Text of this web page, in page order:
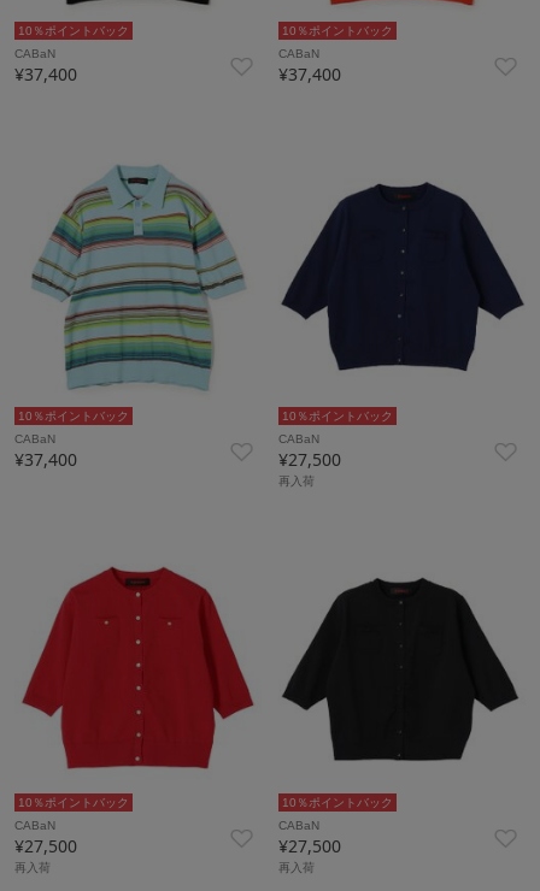
10％ポイントバック
CABaN
¥37,400
10％ポイントバック
CABaN
¥37,400
10％ポイントバック
CABaN
¥37,400
10％ポイントバック
CABaN
¥27,500
再入荷
10％ポイントバック
CABaN
¥27,500
再入荷
10％ポイントバック
CABaN
¥27,500
再入荷